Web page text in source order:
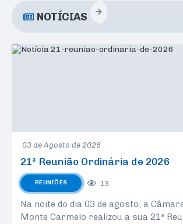
NOTÍCIAS
21ª Reunião Ordinária de 2026
03 de Agosto de 2026
REUNIÕES 13
Na noite do dia 03 de agosto, a
Monte Carmelo realizou a sua 21ª